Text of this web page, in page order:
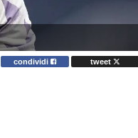
condividi tweet